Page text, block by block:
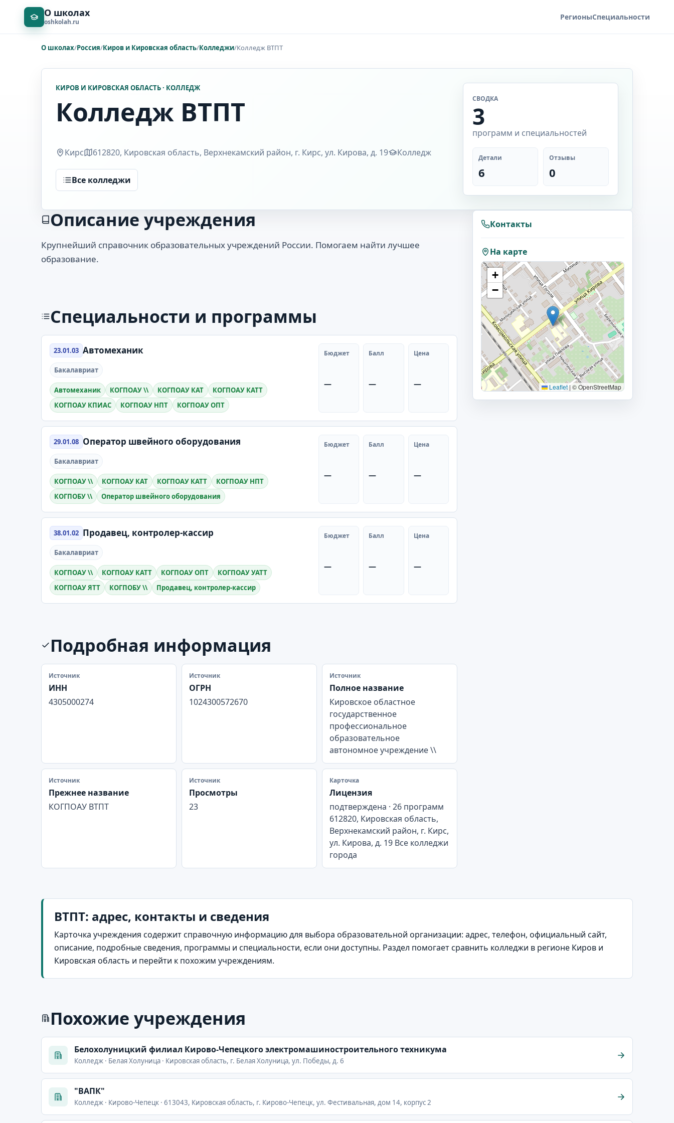
О школах
oshkolah.ru РегионыСпециальности
О школах/Россия/Киров и Кировская область/Колледжи/Колледж ВТПТ
КИРОВ И КИРОВСКАЯ ОБЛАСТЬ · КОЛЛЕДЖ
Колледж ВТПТ
Кирс 612820, Кировская область, Верхнекамский район, г. Кирс, ул. Кирова, д. 19 Колледж
Все колледжи
СВОДКА
3
программ и специальностей
Детали
6
Отзывы
0
Описание учреждения
Крупнейший справочник образовательных учреждений России. Помогаем найти лучшее
образование.
Специальности и программы
23.01.03 Автомеханик
Бакалавриат
Автомеханик КОГПОАУ \\ КОГПОАУ КАТ
КОГПОАУ КАТТ
КОГПОАУ КПИАС
КОГПОАУ НПТ КОГПОАУ ОПТ
Бюджет
—
Балл
—
Цена
—
29.01.08 Оператор швейного оборудования
Бакалавриат
КОГПОАУ \\ КОГПОАУ КАТ КОГПОАУ КАТТ
КОГПОАУ НПТ
КОГПОБУ \\
Оператор швейного оборудования
Бюджет
—
Балл
—
Цена
—
38.01.02 Продавец, контролер-кассир
Бакалавриат
КОГПОАУ \\ КОГПОАУ КАТТ КОГПОАУ ОПТ
КОГПОАУ УАТТ
КОГПОАУ ЯТТ
КОГПОБУ \\ Продавец, контролер-кассир
Бюджет
—
Балл
—
Цена
—
Подробная информация
Источник
ИНН
4305000274
Источник
ОГРН
1024300572670
Источник
Полное название
Кировское областное
государственное
профессиональное
образовательное
автономное учреждение \\
Источник
Прежнее название
КОГПОАУ ВТПТ
Источник
Просмотры
23
Карточка
Лицензия
подтверждена · 26 программ
612820, Кировская область,
Верхнекамский район, г. Кирс,
ул. Кирова, д. 19 Все колледжи
города
Контакты
На карте
+
−
Leaflet | © OpenStreetMap
ВТПТ: адрес, контакты и сведения
Карточка учреждения содержит справочную информацию для выбора образовательной организации: адрес, телефон, официальный сайт,
описание, подробные сведения, программы и специальности, если они доступны. Раздел помогает сравнить колледжи в регионе Киров и
Кировская область и перейти к похожим учреждениям.
Похожие учреждения
Белохолуницкий филиал Кирово-Чепецкого электромашиностроительного техникума
Колледж · Белая Холуница · Кировская область, г. Белая Холуница, ул. Победы, д. 6
"ВАПК"
Колледж · Кирово-Чепецк · 613043, Кировская область, г. Кирово-Чепецк, ул. Фестивальная, дом 14, корпус 2